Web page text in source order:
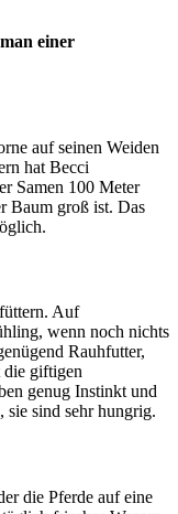
einer
auf seinen Weiden
hat Becci
Samen 100 Meter
Baum groß ist. Das
Auf
wenn noch nichts
Rauhfutter,
die giftigen
genug Instinkt und
sie sind sehr hungrig.
die Pferde auf eine